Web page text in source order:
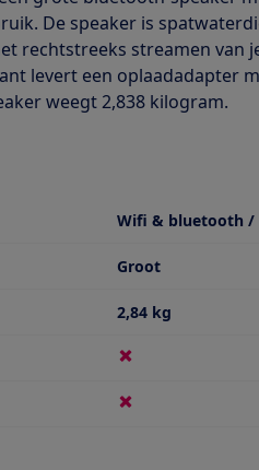
De speaker is
rechtstreeks streamen van
levert een oplaadadapter
weegt 2,838 kilogram.
Wifi & bluetooth /
Groot
2,84 kg